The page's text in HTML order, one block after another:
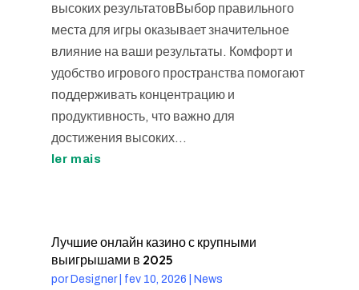
высоких результатовВыбор правильного
места для игры оказывает значительное
влияние на ваши результаты. Комфорт и
удобство игрового пространства помогают
поддерживать концентрацию и
продуктивность, что важно для
достижения высоких...
ler mais
Лучшие онлайн казино с крупными
выигрышами в 2025
por Designer| fev 10, 2026 News